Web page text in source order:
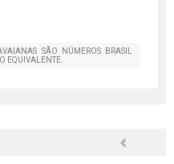
SÃO NÚMEROS BRASIL
EQUIVALENTE.